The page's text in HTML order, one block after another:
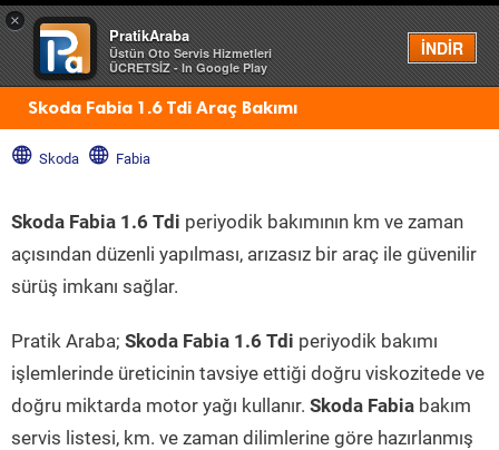
×
PratikAraba
Üstün Oto Servis Hizmetleri
ÜCRETSİZ - In Google Play
İNDİR
Menü
Skoda Fabia 1.6 Tdi Araç Bakımı
Skoda Fabia
Skoda Fabia 1.6 Tdi periyodik bakımının km ve zaman
açısından düzenli yapılması, arızasız bir araç ile güvenilir
sürüş imkanı sağlar.
Pratik Araba; Skoda Fabia 1.6 Tdi periyodik bakımı
işlemlerinde üreticinin tavsiye ettiği doğru viskozitede ve
doğru miktarda motor yağı kullanır. Skoda Fabia bakım
servis listesi, km. ve zaman dilimlerine göre hazırlanmış